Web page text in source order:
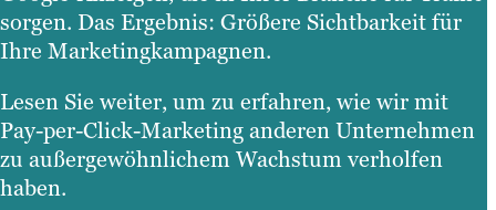
sorgen. Das Ergebnis: Größere Sichtbarkeit für
Ihre Marketingkampagnen.
Lesen Sie weiter, um zu erfahren, wie wir mit
Pay-per-Click-Marketing anderen Unternehmen
zu außergewöhnlichem Wachstum verholfen
haben.